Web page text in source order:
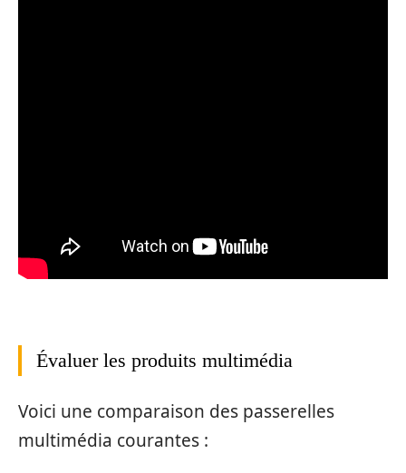
Évaluer les produits multimédia
Voici une comparaison des passerelles
multimédia courantes :